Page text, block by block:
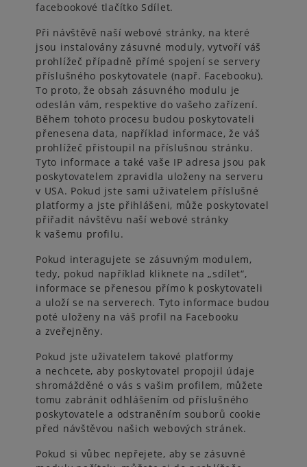
facebookové tlačítko Sdílet.
Při návštěvě naší webové stránky, na které
jsou instalovány zásuvné moduly, vytvoří váš
prohlížeč případně přímé spojení se servery
příslušného poskytovatele (např. Facebooku).
To proto, že obsah zásuvného modulu je
odeslán vám, respektive do vašeho zařízení.
Během tohoto procesu budou poskytovateli
přenesena data, například informace, že váš
prohlížeč přistoupil na příslušnou stránku.
Tyto informace a také vaše IP adresa jsou pak
poskytovatelem zpravidla uloženy na serveru
v USA. Pokud jste sami uživatelem příslušné
platformy a jste přihlášeni, může poskytovatel
přiřadit návštěvu naší webové stránky
k vašemu profilu.
Pokud interagujete se zásuvným modulem,
tedy, pokud například kliknete na „sdílet“,
informace se přenesou přímo k poskytovateli
a uloží se na serverech. Tyto informace budou
poté uloženy na váš profil na Facebooku
a zveřejněny.
Pokud jste uživatelem takové platformy
a nechcete, aby poskytovatel propojil údaje
shromážděné o vás s vašim profilem, můžete
tomu zabránit odhlášením od příslušného
poskytovatele a odstraněním souborů cookie
před návštěvou našich webových stránek.
Pokud si vůbec nepřejete, aby se zásuvné